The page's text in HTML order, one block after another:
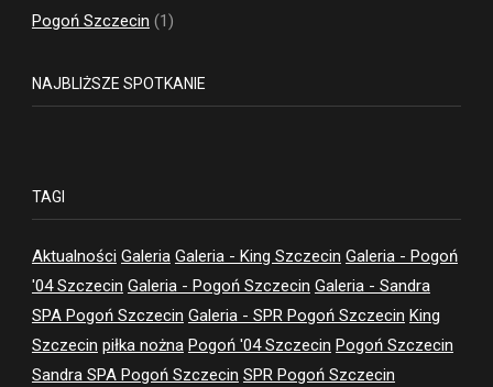
Pogoń Szczecin (1)
NAJBLIŻSZE SPOTKANIE
TAGI
Aktualności Galeria Galeria - King Szczecin Galeria - Pogoń
'04 Szczecin Galeria - Pogoń Szczecin Galeria - Sandra
SPA Pogoń Szczecin Galeria - SPR Pogoń Szczecin King
Szczecin piłka nożna Pogoń '04 Szczecin Pogoń Szczecin
Sandra SPA Pogoń Szczecin SPR Pogoń Szczecin